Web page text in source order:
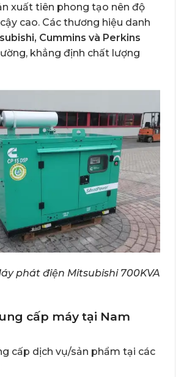
xuất tiên phong tạo nên độ
cao. Các thương hiệu danh
Cummins và Perkins
khẳng định chất lượng
phát điện Mitsubishi 700KVA
cấp máy tại Nam
cấp dịch vụ/sản phẩm tại các